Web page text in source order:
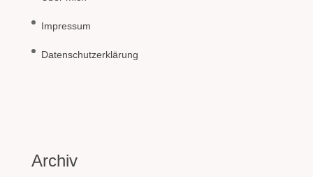
Impressum
Datenschutzerklärung
Archiv